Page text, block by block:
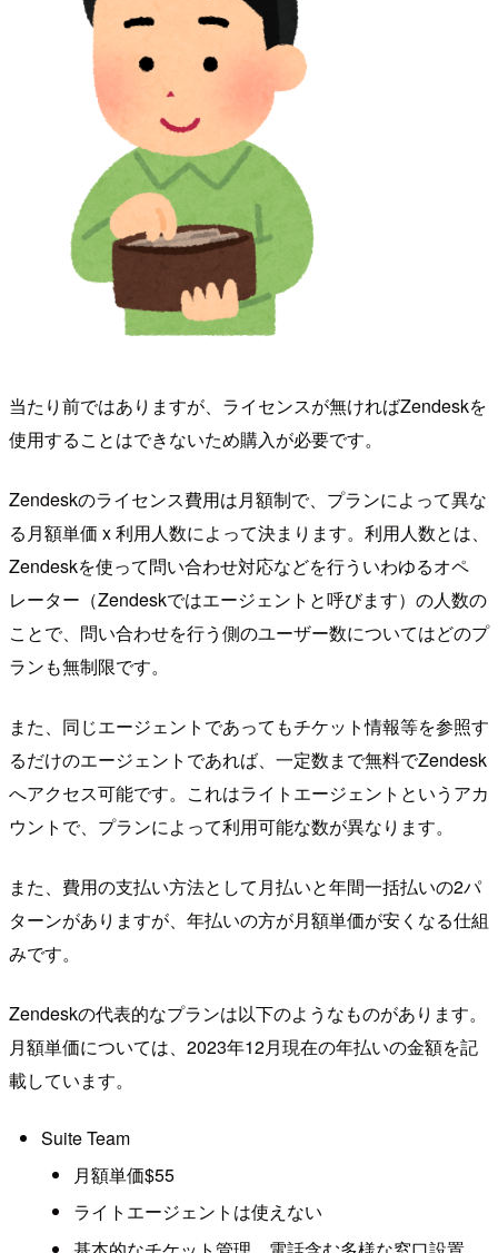
当たり前ではありますが、ライセンスが無ければZendeskを
使用することはできないため購入が必要です。
Zendeskのライセンス費用は月額制で、プランによって異な
る月額単価 x 利用人数によって決まります。利用人数とは、
Zendeskを使って問い合わせ対応などを行ういわゆるオペ
レーター（Zendeskではエージェントと呼びます）の人数の
ことで、問い合わせを行う側のユーザー数についてはどのプ
ランも無制限です。
また、同じエージェントであってもチケット情報等を参照す
るだけのエージェントであれば、一定数まで無料でZendesk
へアクセス可能です。これはライトエージェントというアカ
ウントで、プランによって利用可能な数が異なります。
また、費用の支払い方法として月払いと年間一括払いの2パ
ターンがありますが、年払いの方が月額単価が安くなる仕組
みです。
Zendeskの代表的なプランは以下のようなものがあります。
月額単価については、2023年12月現在の年払いの金額を記
載しています。
Suite Team
月額単価$55
ライトエージェントは使えない